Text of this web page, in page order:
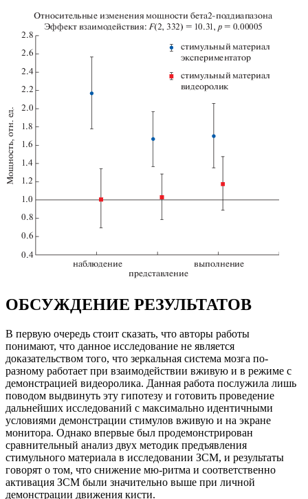
ОБСУЖДЕНИЕ РЕЗУЛЬТАТОВ
В первую очередь стоит сказать, что авторы работы
понимают, что данное исследование не является
доказательством того, что зеркальная система мозга по-
разному работает при взаимодействии вживую и в режиме с
демонстрацией видеоролика. Данная работа послужила лишь
поводом выдвинуть эту гипотезу и готовить проведение
дальнейших исследований с максимально идентичными
условиями демонстрации стимулов вживую и на экране
монитора. Однако впервые был продемонстрирован
сравнительный анализ двух методик предъявления
стимульного материала в исследовании ЗСМ, и результаты
говорят о том, что снижение мю-ритма и соответственно
активация ЗСМ были значительно выше при личной
демонстрации движения кисти.